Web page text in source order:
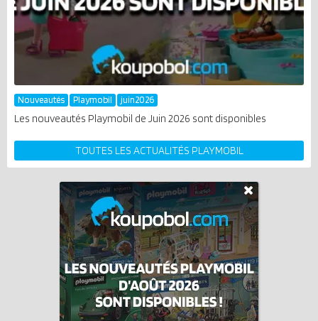
Nouveautés Playmobil juin2026
Les nouveautés Playmobil de Juin 2026 sont disponibles
TOUTES LES ACTUALITÉS PLAYMOBIL